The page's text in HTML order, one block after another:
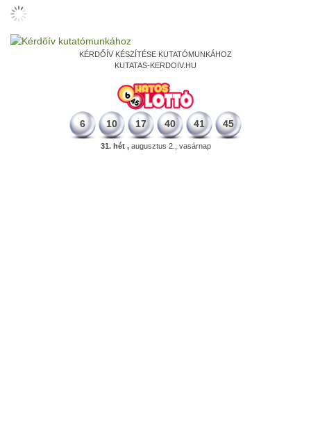
KÉRDŐÍV KÉSZÍTÉSE KUTATÓMUNKÁHOZ
KUTATAS-KERDOIV.HU
6 10 17 40 41 45
31. hét ,augusztus 2., vasárnap